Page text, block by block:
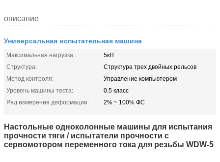
описание
Универсальная испытательная машина
Максимальная нагрузка.:
5кН
Структура:
Структура трех двойных рельсов
Метод контроля:
Управление компьютером
Уровень машины теста:
0.5 класс
Ряд измерения деформации:
2% ~ 100% ФС
Настольные одноколонные машины для испытания
прочности тяги / испытатели прочности с
сервомотором переменного тока для резьбы WDW-5